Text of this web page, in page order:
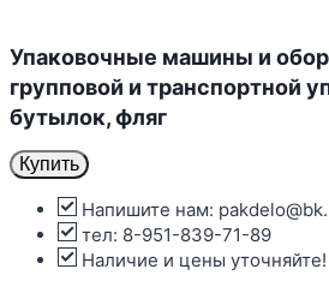
Упаковочные машины и
групповой и транспортной
бутылок, фляг
Купить
Напишите нам:
тел: 8-951-839-71-89
Наличие и цены уточняйте!